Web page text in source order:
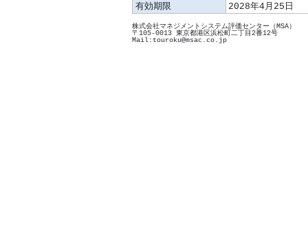
有効期限
2028年4月25日
株式会社マネジメントシステム評価センター（MSA）
〒105-0013 東京都港区浜松町二丁目2番12号
Mail:touroku@msac.co.jp